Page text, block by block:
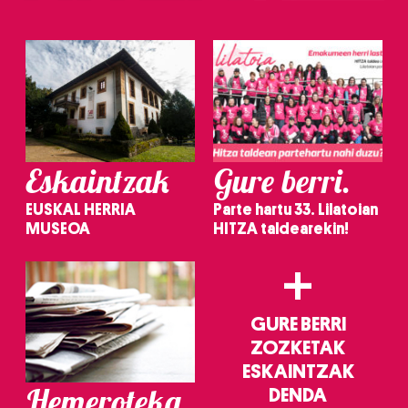
Eskaintzak
EUSKAL HERRIA
MUSEOA
Gure berri.
Parte hartu 33. Lilatoian
HITZA taldearekin!
+
GURE BERRI
ZOZKETAK
ESKAINTZAK
DENDA